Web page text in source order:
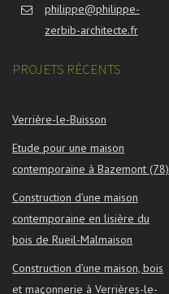
philippe@philippe-
zerbib-architecte.fr
PROJETS RÉCENTS
Verrière-le-Buisson
Etude pour une maison
contemporaine à Bazemont (78)
Construction d’une maison
contemporaine en lisière du
bois de Rueil-Malmaison
Construction d’une maison, bois
et maçonnerie à Verrières-le-